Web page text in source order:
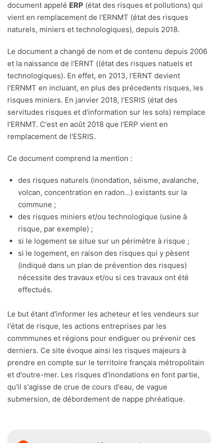
document appelé ERP (état des risques et pollutions) qui
vient en remplacement de l'ERNMT (état des risques
naturels, miniers et technologiques), depuis 2018.
Le document a changé de nom et de contenu depuis 2006
et la naissance de l'ERNT ((état des risques natuels et
technologiques). En effet, en 2013, l'ERNT devient
l'ERNMT en incluant, en plus des précedents risques, les
risques miniers. En janvier 2018, l'ESRIS (état des
servitudes risques et d'information sur les sols) remplace
l'ERNMT. C'est en août 2018 que l'ERP vient en
remplacement de l'ESRIS.
Ce document comprend la mention :
des risques naturels (inondation, séisme, avalanche,
volcan, concentration en radon...) existants sur la
commune ;
des risques miniers et/ou technologique (usine à
risque, par exemple) ;
si le logement se situe sur un périmètre à risque ;
si le logement, en raison des risques qui y pèsent
(indiqué dans un plan de prévention des risques)
nécessite des travaux et/ou si ces travaux ont été
effectués.
Le but étant d'informer les acheteur et les vendeurs sur
l'état de risque, les actions entreprises par les
commmunes et régions pour endiguer ou prévenir ces
derniers. Ce site évoque ainsi les risques majeurs à
prendre en compte sur le territoire français métropolitain
et d'outre-mer. Les risques d'inondations en font partie,
qu'il s'agisse de crue de cours d'eau, de vague
submersion, de débordement de nappe phréatique.